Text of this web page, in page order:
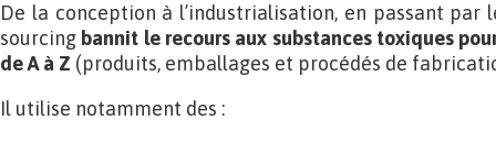
De la conception à l’industrialisation, en passant par
sourcing bannit le recours aux substances toxiques
de A à Z (produits, emballages et procédés de
Il utilise notamment des :